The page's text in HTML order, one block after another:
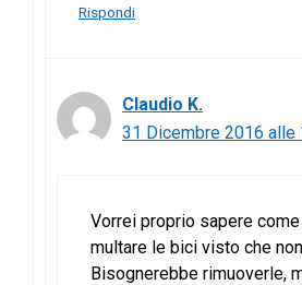
Rispondi
Claudio K.
31 Dicembre 2016 alle
Vorrei proprio sapere
multare le bici visto che
Bisognerebbe rimuoverle,